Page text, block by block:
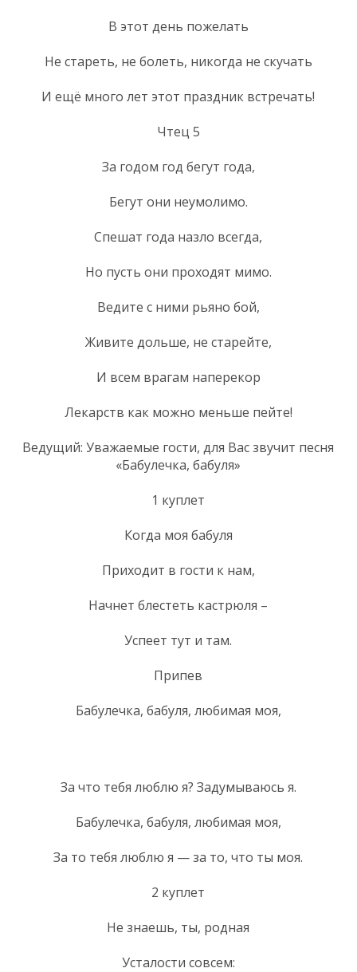
В этот день пожелать
Не стареть, не болеть, никогда не скучать
И ещё много лет этот праздник встречать!
Чтец 5
За годом год бегут года,
Бегут они неумолимо.
Спешат года назло всегда,
Но пусть они проходят мимо.
Ведите с ними рьяно бой,
Живите дольше, не старейте,
И всем врагам наперекор
Лекарств как можно меньше пейте!
Ведущий: Уважаемые гости, для Вас звучит песня
«Бабулечка, бабуля»
1 куплет
Когда моя бабуля
Приходит в гости к нам,
Начнет блестеть кастрюля –
Успеет тут и там.
Припев
Бабулечка, бабуля, любимая моя,
За что тебя люблю я? Задумываюсь я.
Бабулечка, бабуля, любимая моя,
За то тебя люблю я — за то, что ты моя.
2 куплет
Не знаешь, ты, родная
Усталости совсем: